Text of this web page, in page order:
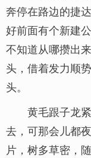
奔停在路边的捷
好前面有个新建
不知道从哪攒出
头，借着发力顺
头。
黄毛跟子龙
去，可那会儿都
片，树多草密，